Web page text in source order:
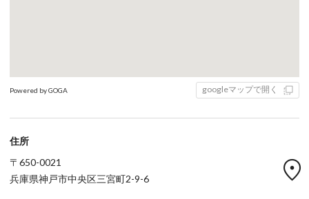
Powered by GOGA googleマップで開く
住所
〒650-0021
兵庫県神戸市中央区三宮町2-9-6
location_on